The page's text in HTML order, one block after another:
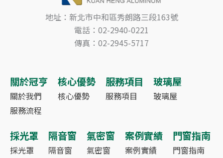
地址：新北市中和區秀朗路三段163號
電話：02-2940-0221
傳真：02-2945-5717
關於冠亨
關於我們
服務流程
核心優勢
核心優勢
服務項目
服務項目
玻璃屋
玻璃屋
採光罩
採光罩
隔音窗
隔音窗
氣密窗
氣密窗
案例實績
案例實績
門窗指南
門窗指南